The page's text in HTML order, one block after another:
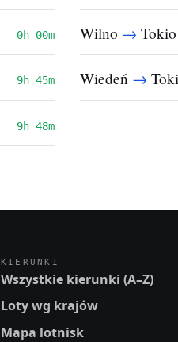
0h 00m Wilno → Tokio
9h 45m Wiedeń →
9h 48m
KIERUNKI
Wszystkie kierunki (A–Z)
Loty wg krajów
Mapa lotnisk